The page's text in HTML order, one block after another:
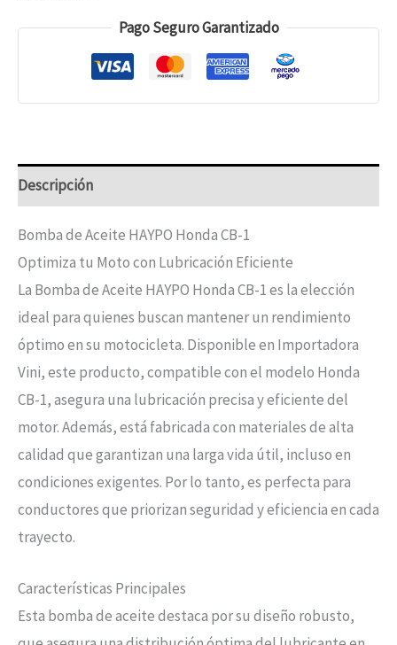
Pago Seguro Garantizado
Descripción
Bomba de Aceite HAYPO Honda CB-1
Optimiza tu Moto con Lubricación Eficiente
La Bomba de Aceite HAYPO Honda CB-1 es la elección
ideal para quienes buscan mantener un rendimiento
óptimo en su motocicleta. Disponible en Importadora
Vini, este producto, compatible con el modelo Honda
CB-1, asegura una lubricación precisa y eficiente del
motor. Además, está fabricada con materiales de alta
calidad que garantizan una larga vida útil, incluso en
condiciones exigentes. Por lo tanto, es perfecta para
conductores que priorizan seguridad y eficiencia en cada
trayecto.
Características Principales
Esta bomba de aceite destaca por su diseño robusto,